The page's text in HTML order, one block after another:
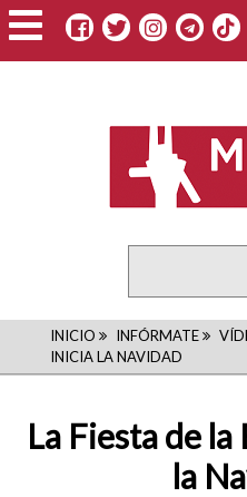
Pasar
al
contenido
INICIO INFÓRMATE
INICIA LA NAVIDAD
La Fiesta de
la